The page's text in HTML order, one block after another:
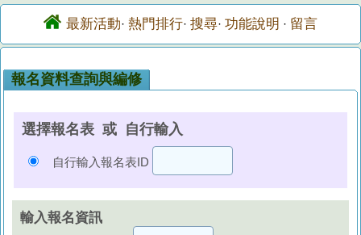
最新活動· 熱門排行· 搜尋· 功能說明 · 留言
報名資料查詢與編修
選擇報名表 或 自行輸入
自行輸入報名表ID
輸入報名資訊